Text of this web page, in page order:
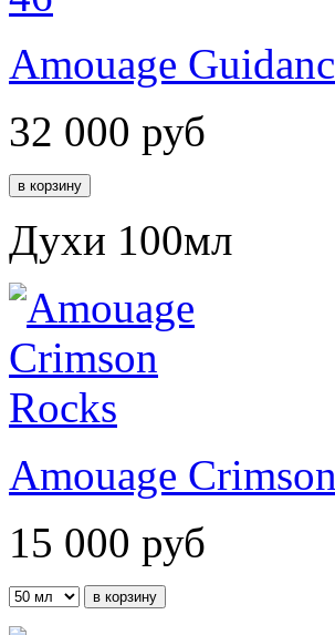
Amouage
32 000 руб
Духи 100мл
Amouage
15 000 руб